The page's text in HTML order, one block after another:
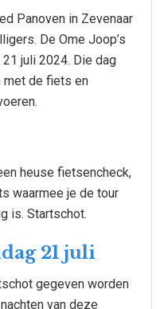
Panoven in Zevenaar
De Ome Joop’s
juli 2024. Die dag
met de fiets en
heuse fietsencheck,
waarmee je de tour
is. Startschot.
21 juli
gegeven worden
van deze